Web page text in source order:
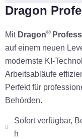
Dragon
Mit Dragon®
auf einem neuen
modernste KI-
Arbeitsabläufe
Perfekt für
Behörden.
Sofort verfügbar,
h